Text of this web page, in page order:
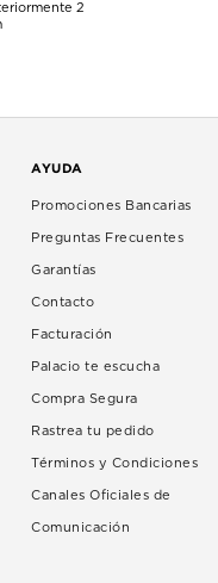
2
AYUDA
Promociones Bancarias
Preguntas Frecuentes
Garantías
Contacto
Facturación
Palacio te escucha
Compra Segura
Rastrea tu pedido
Términos y Condiciones
Canales Oficiales de
Comunicación